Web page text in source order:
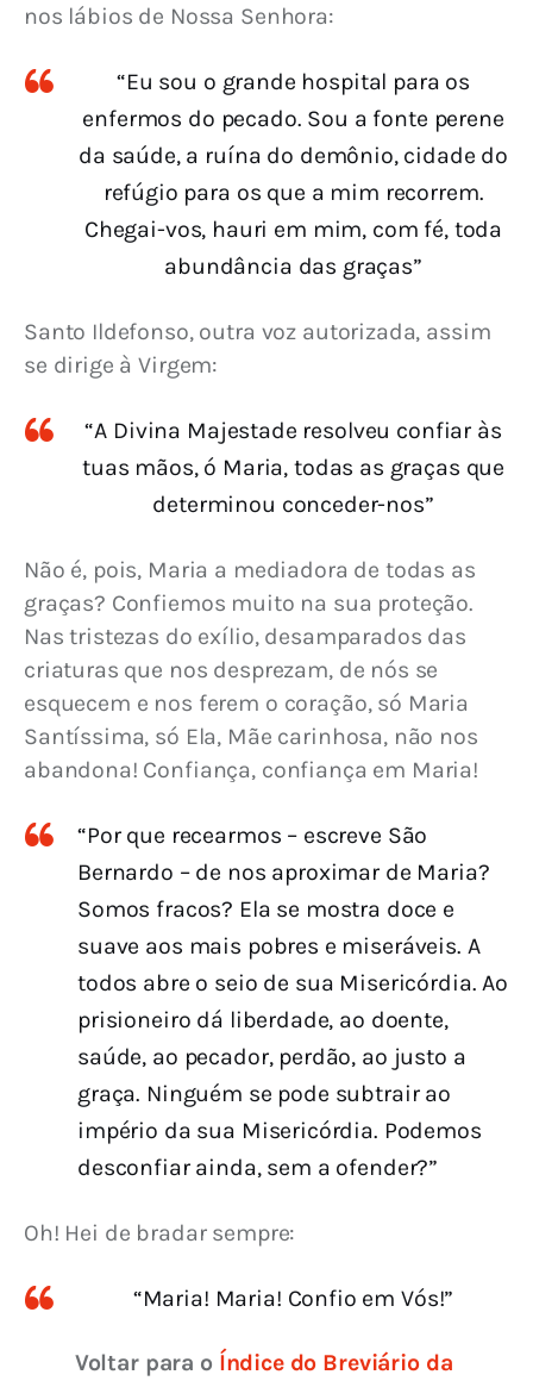
nos lábios de Nossa Senhora:
“Eu sou o grande hospital para os
enfermos do pecado. Sou a fonte perene
da saúde, a ruína do demônio, cidade do
refúgio para os que a mim recorrem.
Chegai-vos, hauri em mim, com fé, toda
abundância das graças”
Santo Ildefonso, outra voz autorizada, assim
se dirige à Virgem:
“A Divina Majestade resolveu confiar às
tuas mãos, ó Maria, todas as graças que
determinou conceder-nos”
Não é, pois, Maria a mediadora de todas as
graças? Confiemos muito na sua proteção.
Nas tristezas do exílio, desamparados das
criaturas que nos desprezam, de nós se
esquecem e nos ferem o coração, só Maria
Santíssima, só Ela, Mãe carinhosa, não nos
abandona! Confiança, confiança em Maria!
“Por que recearmos – escreve São
Bernardo – de nos aproximar de Maria?
Somos fracos? Ela se mostra doce e
suave aos mais pobres e miseráveis. A
todos abre o seio de sua Misericórdia. Ao
prisioneiro dá liberdade, ao doente,
saúde, ao pecador, perdão, ao justo a
graça. Ninguém se pode subtrair ao
império da sua Misericórdia. Podemos
desconfiar ainda, sem a ofender?”
Oh! Hei de bradar sempre:
“Maria! Maria! Confio em Vós!”
Voltar para o Índice do Breviário da